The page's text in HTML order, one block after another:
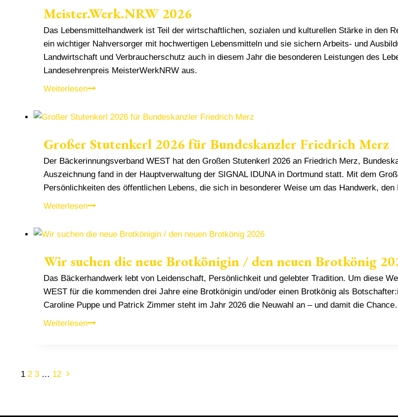
Meister.Werk.NRW 2026
Das Lebensmittelhandwerk ist Teil der wirtschaftlichen, sozialen und kulturellen Stärke in den
ein wichtiger Nahversorger mit hochwertigen Lebensmitteln und sie sichern Arbeits- und
Landwirtschaft und Verbraucherschutz auch in diesem Jahr die besonderen Leistungen des
Landesehrenpreis MeisterWerkNRW aus.
WeiterlesenMeister.Werk.NRW
Großer Stutenkerl 2026 für Bundeskanzler Friedrich Merz
Der Bäckerinnungsverband WEST hat den Großen Stutenkerl 2026 an Friedrich Merz,
Auszeichnung fand in der Hauptverwaltung der SIGNAL IDUNA in Dortmund statt. Mit dem
Persönlichkeiten des öffentlichen Lebens, die sich in besonderer Weise um das Handwerk,
WeiterlesenGroßer
2026
Bundeskanzler
Wir suchen die neue Brotkönigin / den neuen Brotkönig
Das Bäckerhandwerk lebt von Leidenschaft, Persönlichkeit und gelebter Tradition. Um diese
WEST für die kommenden drei Jahre eine Brotkönigin und/oder einen Brotkönig als
Caroline Puppe und Patrick Zimmer steht im Jahr 2026 die Neuwahl an – und damit die
WeiterlesenWir
Seitennavigation
1 2 3 … 12 Nächste